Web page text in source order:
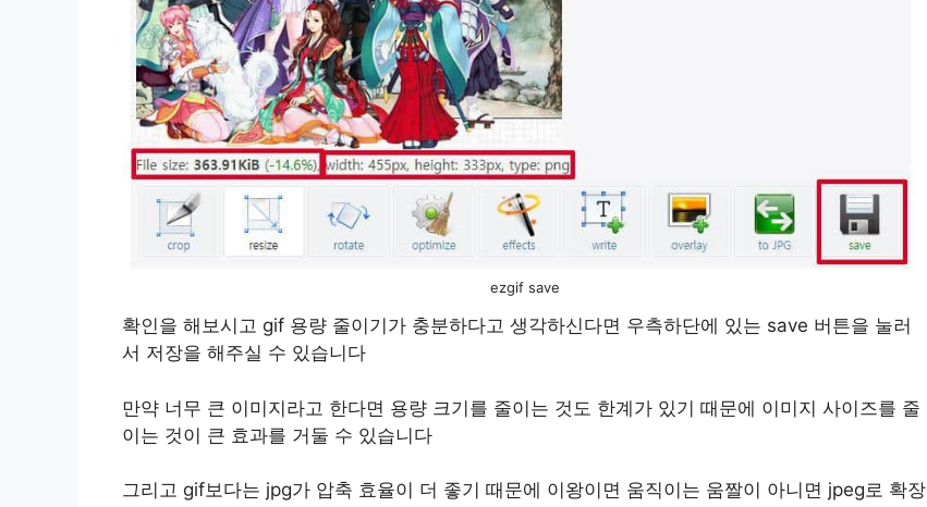
ezgif save
확인을 해보시고 gif 용량 줄이기가 충분하다고 생각하신다면 우측하단에 있는 save 버튼을 눌러
서 저장을 해주실 수 있습니다
만약 너무 큰 이미지라고 한다면 용량 크기를 줄이는 것도 한계가 있기 때문에 이미지 사이즈를 줄
이는 것이 큰 효과를 거둘 수 있습니다
그리고 gif보다는 jpg가 압축 효율이 더 좋기 때문에 이왕이면 움직이는 움짤이 아니면 jpeg로 확장